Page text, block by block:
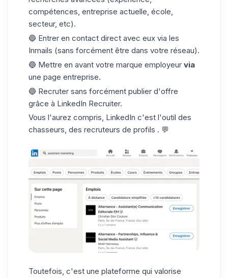
compétences, entreprise actuelle, école,
secteur, etc).
🔵 Entrer en contact direct avec eux via les
Inmails (sans forcément être dans votre réseau).
🔵 Mettre en avant votre marque employeur via
une page entreprise.
🔵 Recruter sans forcément publier d'offre
grâce à LinkedIn Recruiter.
Vous l'aurez compris, LinkedIn c'est l'outil des
chasseurs, des recruteurs de profils . 💬
Toutefois, c'est une plateforme qui valorise